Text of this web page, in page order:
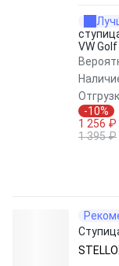
VW
-10%
1 256 ₽
1 395 ₽